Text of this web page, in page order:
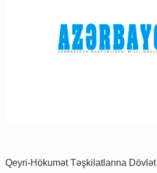
Qeyri-Hökumət Təşkilatlarına